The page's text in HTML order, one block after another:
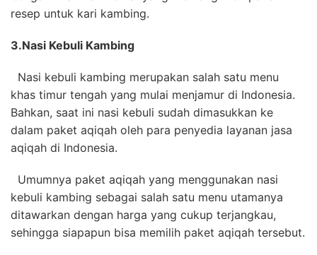
resep untuk kari kambing.
3.Nasi Kebuli Kambing
Nasi kebuli kambing merupakan salah satu menu
khas timur tengah yang mulai menjamur di Indonesia.
Bahkan, saat ini nasi kebuli sudah dimasukkan ke
dalam paket aqiqah oleh para penyedia layanan jasa
aqiqah di Indonesia.
Umumnya paket aqiqah yang menggunakan nasi
kebuli kambing sebagai salah satu menu utamanya
ditawarkan dengan harga yang cukup terjangkau,
sehingga siapapun bisa memilih paket aqiqah tersebut.